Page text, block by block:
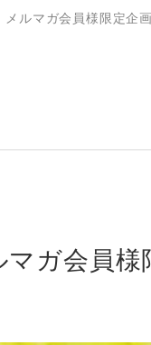
メルマガ会員様限定企
マガ会員